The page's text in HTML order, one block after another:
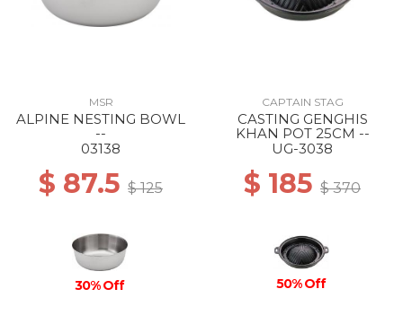
MSR
ALPINE NESTING BOWL
--
03138
$ 87.5 $ 125
30% Off
CAPTAIN STAG
CASTING GENGHIS
KHAN POT 25CM --
UG-3038
$ 185 $ 370
50% Off